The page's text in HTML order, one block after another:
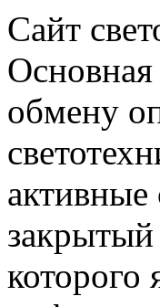
Сайт
Основная
обмену
которого